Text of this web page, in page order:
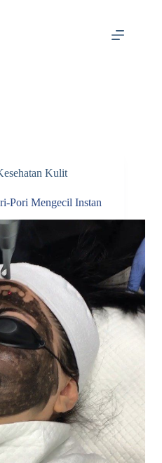
Kulit
Pori Mengecil Instan